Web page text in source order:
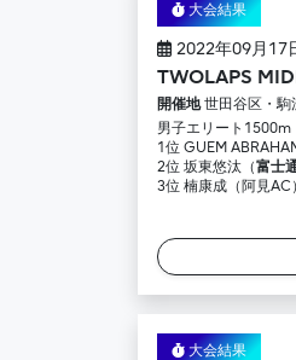
大会結果
2022年09月17
TWOLAPS
開催地世田谷区・駒
男子エリート1500m
1位 GUEM
2位 坂東悠汰（富士
3位 楠康成（阿見
大会結果